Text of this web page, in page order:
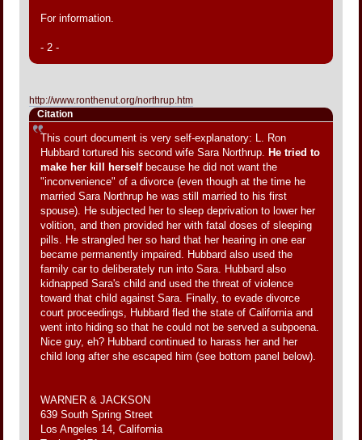
For information.
- 2 -
http://www.ronthenut.org/northrup.htm
Citation
This court document is very self-explanatory: L. Ron
Hubbard tortured his second wife Sara Northrup. He tried to
make her kill herselfbecause he did not want the
"inconvenience" of a divorce (even though at the time he
married Sara Northrup he was still married to his first
spouse). He subjected her to sleep deprivation to lower her
volition, and then provided her with fatal doses of sleeping
pills. He strangled her so hard that her hearing in one ear
became permanently impaired. Hubbard also used the
family car to deliberately run into Sara. Hubbard also
kidnapped Sara's child and used the threat of violence
toward that child against Sara. Finally, to evade divorce
court proceedings, Hubbard fled the state of California and
went into hiding so that he could not be served a subpoena.
Nice guy, eh? Hubbard continued to harass her and her
child long after she escaped him (see bottom panel below).
WARNER & JACKSON
639 South Spring Street
Los Angeles 14, California